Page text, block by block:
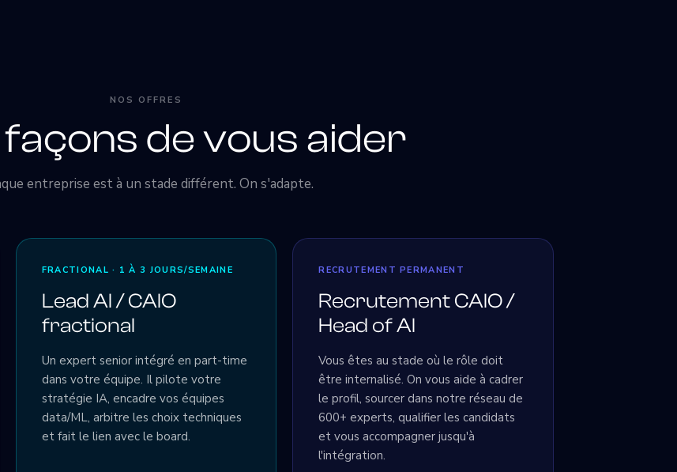
NOS OFFRES
façons de vous aider
entreprise est à un stade différent. On s'adapte.
FRACTIONAL · 1 À 3 JOURS/SEMAINE
Lead AI / CAIO
fractional
Un expert senior intégré en part-time
dans votre équipe. Il pilote votre
stratégie IA, encadre vos équipes
data/ML, arbitre les choix techniques
et fait le lien avec le board.
RECRUTEMENT PERMANENT
Recrutement CAIO /
Head of AI
Vous êtes au stade où le rôle doit
être internalisé. On vous aide à cadrer
le profil, sourcer dans notre réseau de
600+ experts, qualifier les candidats
et vous accompagner jusqu'à
l'intégration.